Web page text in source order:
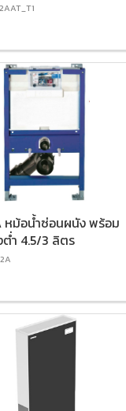
หม้อน้ำซ่อนผนัง พร้อม
ต่ำ 4.5/3 ลิตร